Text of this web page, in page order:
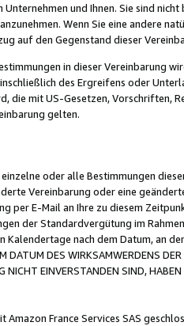
und Ihnen. Sie sind
Wenn Sie eine andere
auf den Gegenstand dieser
in dieser Vereinbarung
des Ergreifens oder
die mit US-Gesetzen, Vorschriften,
gelten.
oder alle Bestimmungen
Vereinbarung oder eine
per E-Mail an Ihre zu diesem
der Standardvergütung im
nach dem Datum, an
DATUM DES WIRKSAMWERDENS
NICHT EINVERSTANDEN SIND,
Amazon France Services SAS